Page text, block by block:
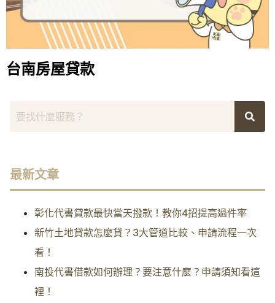
台南房屋貸款
最新文章
彰化代書貸款最快當天撥款！教你4招提高過件率
新竹土地貸款怎麼貸？3大管道比較、申請流程一次
看！
南投代書借款如何辦理？要注意什麼？申請須知看這
裡！